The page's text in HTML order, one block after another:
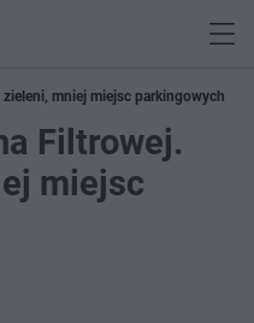
mniej miejsc parkingowych
Filtrowej.
miejsc